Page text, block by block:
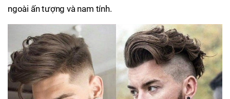
ngoài ấn tượng và nam tính.